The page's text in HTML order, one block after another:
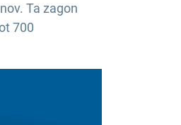
Ta zagon
700